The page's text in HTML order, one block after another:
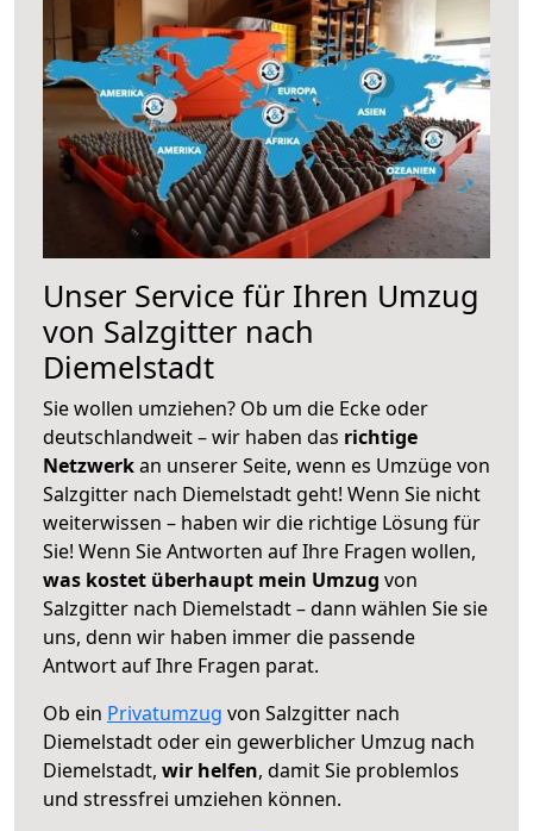
Unser Service für Ihren Umzug
von Salzgitter nach
Diemelstadt
Sie wollen umziehen? Ob um die Ecke oder
deutschlandweit – wir haben das richtige
Netzwerkan unserer Seite, wenn es Umzüge von
Salzgitter nach Diemelstadt geht! Wenn Sie nicht
weiterwissen – haben wir die richtige Lösung für
Sie! Wenn Sie Antworten auf Ihre Fragen wollen,
was kostet überhaupt mein Umzug von
Salzgitter nach Diemelstadt – dann wählen Sie sie
uns, denn wir haben immer die passende
Antwort auf Ihre Fragen parat.
Ob ein Privatumzug von Salzgitter nach
Diemelstadt oder ein gewerblicher Umzug nach
Diemelstadt, wir helfen, damit Sie problemlos
und stressfrei umziehen können.